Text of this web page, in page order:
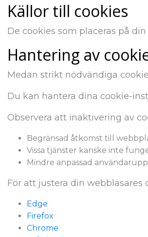
Källor till cookies
De cookies som placeras på
Hantering av
Medan strikt nödvändiga
Du kan hantera dina cookie-
Observera att inaktivering av
Begränsad åtkomst till
Vissa tjänster kanske inte
Mindre anpassad
För att justera din
Edge
Firefox
Chrome